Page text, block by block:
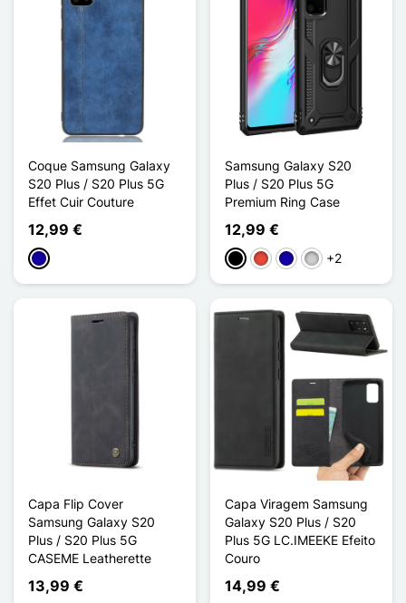
Coque Samsung Galaxy
S20 Plus / S20 Plus 5G
Effet Cuir Couture
12,99 €
Azul Escuro
Samsung Galaxy S20
Plus / S20 Plus 5G
Premium Ring Case
12,99 €
PretoVermelhoAzul Escuro
Prata+2
Capa Flip Cover
Samsung Galaxy S20
Plus / S20 Plus 5G
CASEME Leatherette
13,99 €
Capa Viragem Samsung
Galaxy S20 Plus / S20
Plus 5G LC.IMEEKE Efeito
Couro
14,99 €